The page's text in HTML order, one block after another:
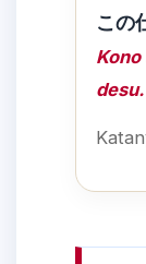
この
Kono
desu.